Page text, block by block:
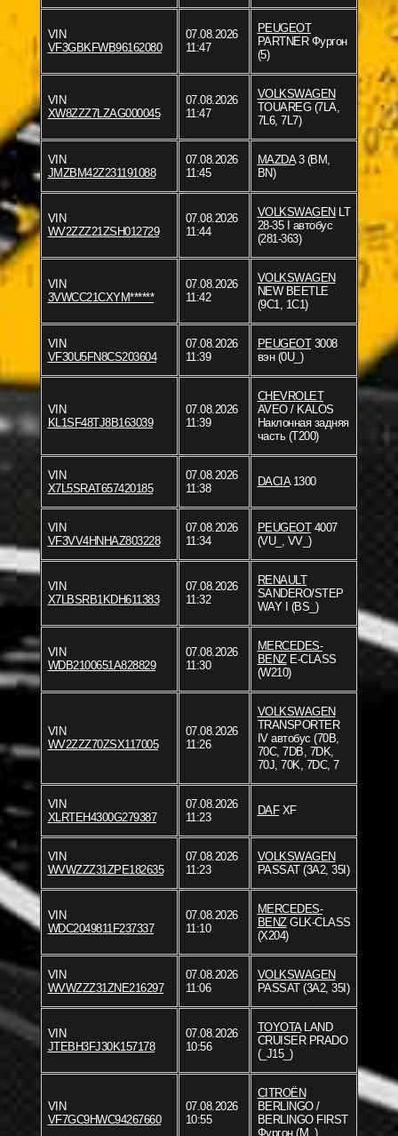
VIN
VF3GBKFWB96162080
07.08.2026
11:47
PEUGEOT
PARTNER Фургон
(5)
VIN
XW8ZZZ7LZAG000045
07.08.2026
11:47
VOLKSWAGEN
TOUAREG (7LA,
7L6, 7L7)
VIN
JMZBM42Z231191088
07.08.2026
11:45
MAZDA3 (BM,
BN)
VIN
WV2ZZZ21ZSH012729
07.08.2026
11:44
VOLKSWAGEN LT
28-35 I автобус
(281-363)
VIN
3VWCC21CXYM******
07.08.2026
11:42
VOLKSWAGEN
NEW BEETLE
(9C1, 1C1)
VIN
VF30U5FN8CS203604
07.08.2026
11:39
PEUGEOT3008
вэн (0U_)
VIN
KL1SF48TJ8B163039
07.08.2026
11:39
CHEVROLET
AVEO / KALOS
Наклонная задняя
часть (T200)
VIN
X7L5SRAT657420185
07.08.2026
11:38
DACIA1300
VIN
VF3VV4HNHAZ803228
07.08.2026
11:34
PEUGEOT4007
(VU_, VV_)
VIN
X7LBSRB1KDH611383
07.08.2026
11:32
RENAULT
SANDERO/STEP
WAY I (BS_)
VIN
WDB2100651A828829
07.08.2026
11:30
MERCEDES-
BENZE-CLASS
(W210)
VIN
WV2ZZZ70ZSX117005
07.08.2026
11:26
VOLKSWAGEN
TRANSPORTER
IV автобус (70B,
70C, 7DB, 7DK,
70J, 70K, 7DC, 7
VIN
XLRTEH4300G279387
07.08.2026
11:23
DAFXF
VIN
WVWZZZ31ZPE182635
07.08.2026
11:23
VOLKSWAGEN
PASSAT (3A2, 35I)
VIN
WDC2049811F237337
07.08.2026
11:10
MERCEDES-
BENZGLK-CLASS
(X204)
VIN
WVWZZZ31ZNE216297
07.08.2026
11:06
VOLKSWAGEN
PASSAT (3A2, 35I)
VIN
JTEBH3FJ30K157178
07.08.2026
10:56
TOYOTALAND
CRUISER PRADO
(_J15_)
VIN
VF7GC9HWC94267660
07.08.2026
10:55
CITROËN
BERLINGO /
BERLINGO FIRST
Фургон (M_)